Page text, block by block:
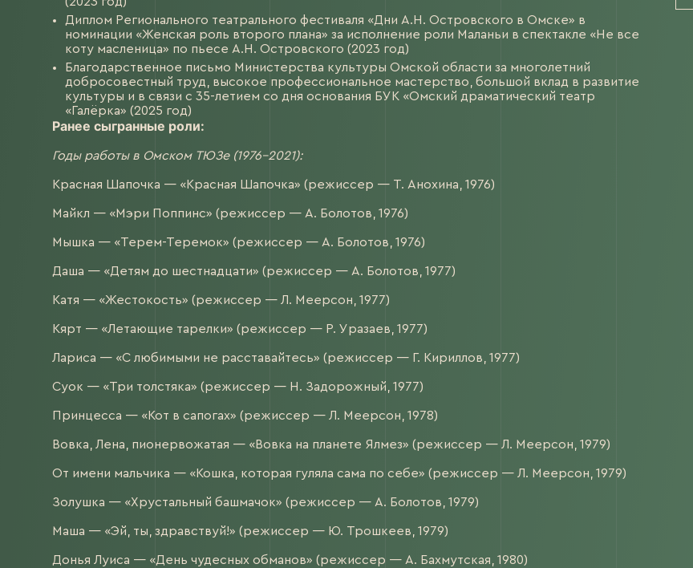
36
Диплом Регионального театрального фестиваля «Дни А.Н. Островского в Омске» в
номинации «Женская роль второго плана» за исполнение роли Маланьи в спектакле «Не все
коту масленица» по пьесе А.Н. Островского (2023 год)
Благодарственное письмо Министерства культуры Омской области за многолетний
добросовестный труд, высокое профессиональное мастерство, большой вклад в развитие
культуры и в связи с 35-летием со дня основания БУК «Омский драматический театр
«Галёрка» (2025 год)
Ранее сыгранные роли:
Годы работы в Омском ТЮЗе (1976-2021):
Красная Шапочка — «Красная Шапочка» (режиссер — Т. Анохина, 1976)
Майкл — «Мэри Поппинс» (режиссер — А. Болотов, 1976)
Мышка — «Терем-Теремок» (режиссер — А. Болотов, 1976)
Даша — «Детям до шестнадцати» (режиссер — А. Болотов, 1977)
Катя — «Жестокость» (режиссер — Л. Меерсон, 1977)
Кярт — «Летающие тарелки» (режиссер — Р. Уразаев, 1977)
Лариса — «С любимыми не расставайтесь» (режиссер — Г. Кириллов, 1977)
Суок — «Три толстяка» (режиссер — Н. Задорожный, 1977)
Принцесса — «Кот в сапогах» (режиссер — Л. Меерсон, 1978)
Вовка, Лена, пионервожатая — «Вовка на планете Ялмез» (режиссер — Л. Меерсон, 1979)
От имени мальчика — «Кошка, которая гуляла сама по себе» (режиссер — Л. Меерсон, 1979)
Золушка — «Хрустальный башмачок» (режиссер — А. Болотов, 1979)
Маша — «Эй, ты, здравствуй!» (режиссер — Ю. Трошкеев, 1979)
Донья Луиса — «День чудесных обманов» (режиссер — А. Бахмутская, 1980)